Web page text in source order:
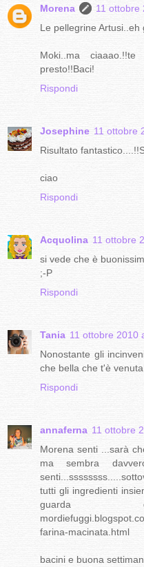
Morena
11 ottobre
Le pellegrine
Moki..ma
presto!!Baci!
Rispondi
Josephine 11 ottobre
Risultato
ciao
Rispondi
Acquolina 11 ottobre
si vede che è
;-P
Rispondi
Tania 11 ottobre 2010
Nonostante gli
che bella che t'è
Rispondi
annaferna 11 ottobre
Morena senti ...sarà
ma sembra
tutti gli ingredienti
guarda qui
farina-macinata.html
bacini e buona